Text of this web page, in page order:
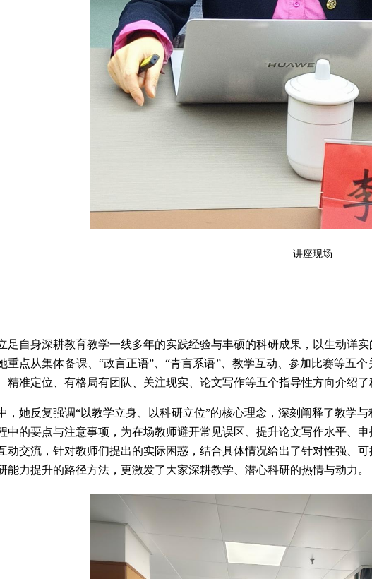
讲座现场
足自身深耕教育教学一线多年的实践经验与丰硕的科研成果，以生动详
重点从集体备课、“政言正语”、“青言系语”、教学互动、参加比赛等五
精准定位、有格局有团队、关注现实、论文写作等五个指导性方向介绍了
，她反复强调“以教学立身、以科研立位”的核心理念，深刻阐释了教学
中的要点与注意事项，为在场教师避开常见误区、提升论文写作水平、
动交流，针对教师们提出的实际困惑，结合具体情况给出了针对性强、
能力提升的路径方法，更激发了大家深耕教学、潜心科研的热情与动力。